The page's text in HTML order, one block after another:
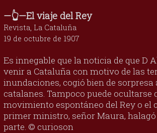
—👆—El viaje del Rey
Revista, La Cataluña
19 de octubre de 1907
Es innegable que la noticia de que D
venir a Cataluña con motivo de las
inundaciones, cogió bien de sorpresa
catalanes. Tampoco puede ocultarse
movimiento espontáneo del Rey o el
primer ministro, señor Maura,
parte. © curioson